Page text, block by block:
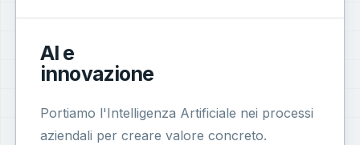
AI e
innovazione
Portiamo l'Intelligenza Artificiale nei processi
aziendali per creare valore concreto.